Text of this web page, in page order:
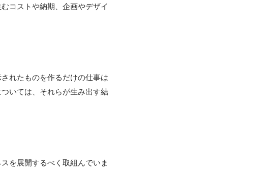
コストや納期、企画やデザイ
れたものを作るだけの仕事は
いては、それらが生み出す結
を展開するべく取組んでいま